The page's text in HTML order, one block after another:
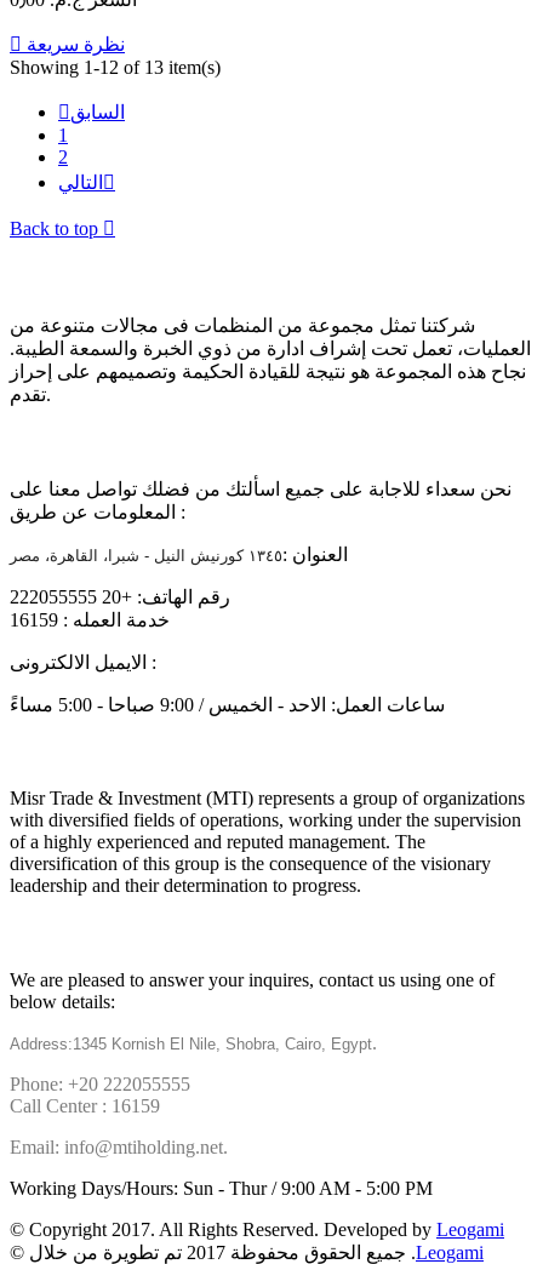
 نظرة سريعة
Showing 1-12 of 13 item(s)
السابق
1
2
التالي 
Back to top 
شركتنا تمثل مجموعة من المنظمات فى مجالات متنوعة من
العمليات، تعمل تحت إشراف ادارة من ذوي الخبرة والسمعة الطيبة.
نجاح هذه المجموعة هو نتيجة للقيادة الحكيمة وتصميمهم على إحراز
تقدم.
نحن سعداء للاجابة على جميع اسألتك من فضلك تواصل معنا على
المعلومات عن طريق :
العنوان :١٣٤٥ كورنيش النيل - شبرا، القاهرة، مصر
رقم الهاتف: +20 222055555
خدمة العمله : 16159
الايميل الالكترونى :
ساعات العمل: الاحد - الخميس / 9:00 صباحا - 5:00 مساءً
Misr Trade & Investment (MTI) represents a group of organizations
with diversified fields of operations, working under the supervision
of a highly experienced and reputed management. The
diversification of this group is the consequence of the visionary
leadership and their determination to progress.
We are pleased to answer your inquires, contact us using one of
below details:
Address:1345 Kornish El Nile, Shobra, Cairo, Egypt.
Phone: +20 222055555
Call Center : 16159
Email: info@mtiholding.net.
Working Days/Hours: Sun - Thur / 9:00 AM - 5:00 PM
© Copyright 2017. All Rights Reserved. Developed by Leogami
© جميع الحقوق محفوظة 2017 تم تطويرة من خلال .Leogami